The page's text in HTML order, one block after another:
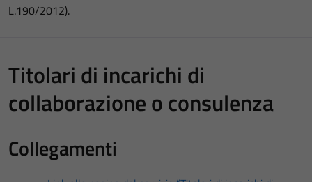
L.190/2012).
Titolari di incarichi di
collaborazione o consulenza
Collegamenti